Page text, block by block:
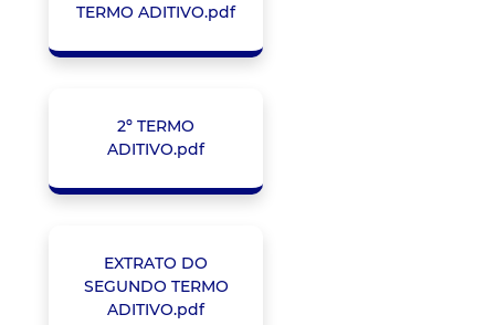
TERMO ADITIVO.pdf
2º TERMO
ADITIVO.pdf
EXTRATO DO
SEGUNDO TERMO
ADITIVO.pdf